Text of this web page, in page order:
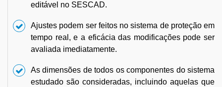
editável no SESCAD.
Ajustes podem ser feitos no sistema de proteção em
tempo real, e a eficácia das modificações pode ser
avaliada imediatamente.
As dimensões de todos os componentes do sistema
estudado são consideradas, incluindo aquelas que